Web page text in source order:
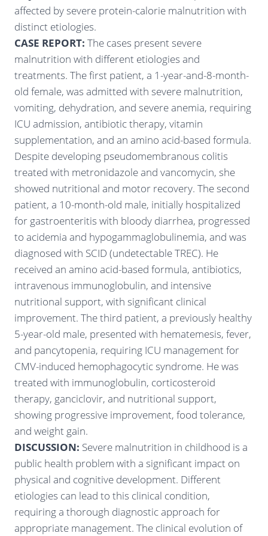
affected by severe protein-calorie malnutrition with
distinct etiologies.
CASE REPORT: The cases present severe
malnutrition with different etiologies and
treatments. The first patient, a 1-year-and-8-month-
old female, was admitted with severe malnutrition,
vomiting, dehydration, and severe anemia, requiring
ICU admission, antibiotic therapy, vitamin
supplementation, and an amino acid-based formula.
Despite developing pseudomembranous colitis
treated with metronidazole and vancomycin, she
showed nutritional and motor recovery. The second
patient, a 10-month-old male, initially hospitalized
for gastroenteritis with bloody diarrhea, progressed
to acidemia and hypogammaglobulinemia, and was
diagnosed with SCID (undetectable TREC). He
received an amino acid-based formula, antibiotics,
intravenous immunoglobulin, and intensive
nutritional support, with significant clinical
improvement. The third patient, a previously healthy
5-year-old male, presented with hematemesis, fever,
and pancytopenia, requiring ICU management for
CMV-induced hemophagocytic syndrome. He was
treated with immunoglobulin, corticosteroid
therapy, ganciclovir, and nutritional support,
showing progressive improvement, food tolerance,
and weight gain.
DISCUSSION: Severe malnutrition in childhood is a
public health problem with a significant impact on
physical and cognitive development. Different
etiologies can lead to this clinical condition,
requiring a thorough diagnostic approach for
appropriate management. The clinical evolution of